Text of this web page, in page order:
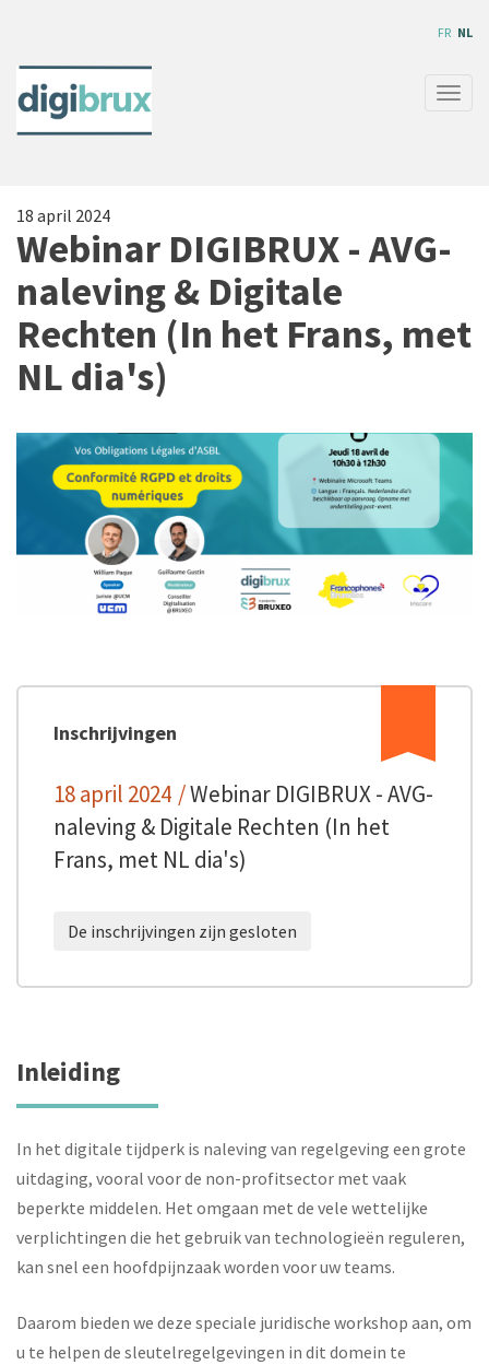
naar
inhoud
gaan
FR NL
18 april 2024
Webinar DIGIBRUX - AVG-
naleving & Digitale
Rechten (In het Frans, met
NL dia's)
Inschrijvingen
18 april 2024 /Webinar DIGIBRUX - AVG-
naleving & Digitale Rechten (In het
Frans, met NL dia's)
De inschrijvingen zijn gesloten
Inleiding
In het digitale tijdperk is naleving van regelgeving een grote
uitdaging, vooral voor de non-profitsector met vaak
beperkte middelen. Het omgaan met de vele wettelijke
verplichtingen die het gebruik van technologieën reguleren,
kan snel een hoofdpijnzaak worden voor uw teams.
Daarom bieden we deze speciale juridische workshop aan, om
u te helpen de sleutelregelgevingen in dit domein te